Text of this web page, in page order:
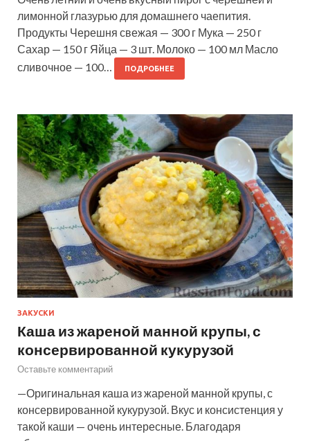
лимонной глазурью для домашнего чаепития.
Продукты Черешня свежая — 300 г Мука — 250 г
Сахар — 150 г Яйца — 3 шт. Молоко — 100 мл Масло
сливочное — 100…
ПОДРОБНЕЕ
ЗАКУСКИ
Каша из жареной манной крупы, с
консервированной кукурузой
Оставьте комментарий
—Оригинальная каша из жареной манной крупы, с
консервированной кукурузой. Вкус и консистенция у
такой каши — очень интересные. Благодаря